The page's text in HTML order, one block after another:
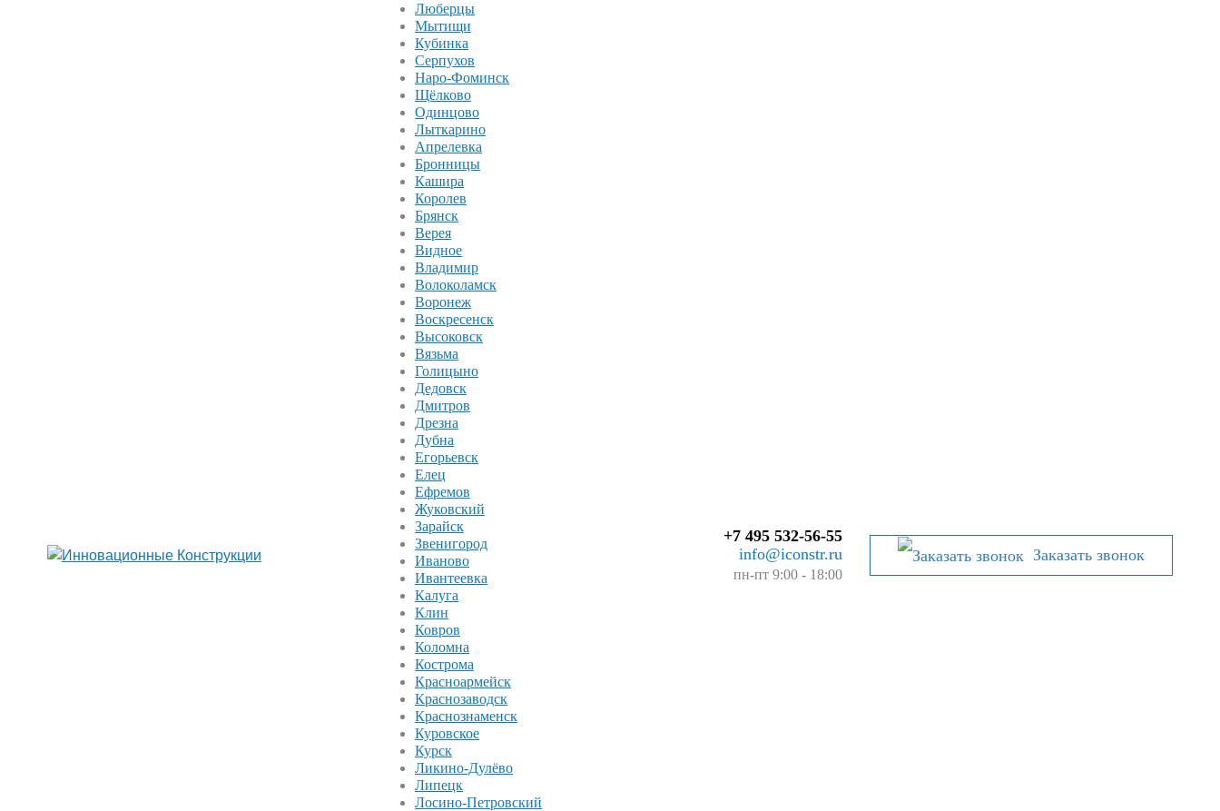
Люберцы
Мытищи
Кубинка
Серпухов
Наро-Фоминск
Щёлково
Одинцово
Лыткарино
Апрелевка
Бронницы
Кашира
Королев
Брянск
Верея
Видное
Владимир
Волоколамск
Воронеж
Воскресенск
Высоковск
Вязьма
Голицыно
Дедовск
Дмитров
Дрезна
Дубна
Егорьевск
Елец
Ефремов
Жуковский
Зарайск
Звенигород
Иваново
Ивантеевка
Калуга
Клин
Ковров
Коломна
Кострома
Красноармейск
Краснозаводск
Краснознаменск
Куровское
Курск
Ликино-Дулёво
Липецк
Лосино-Петровский
+7 495 532-56-55
info@iconstr.ru
пн-пт 9:00 - 18:00
Заказать звонок